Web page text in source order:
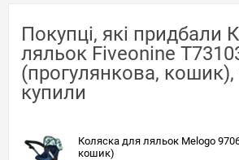
Покупці, які придбали
ляльок Fiveonine
(прогулянкова,
купили
Коляска для ляльок Melogo
кошик)